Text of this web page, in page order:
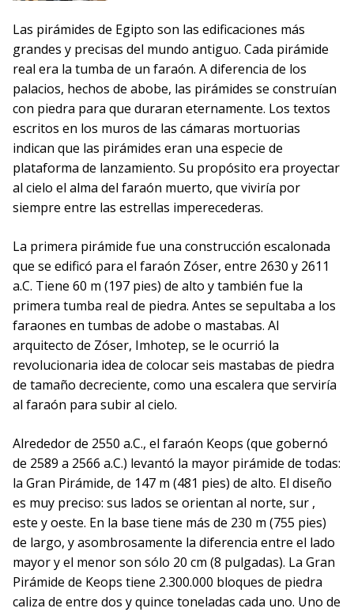
Las pirámides de Egipto son las edificaciones más
grandes y precisas del mundo antiguo. Cada pirámide
real era la tumba de un faraón. A diferencia de los
palacios, hechos de abobe, las pirámides se construían
con piedra para que duraran eternamente. Los textos
escritos en los muros de las cámaras mortuorias
indican que las pirámides eran una especie de
plataforma de lanzamiento. Su propósito era proyectar
al cielo el alma del faraón muerto, que viviría por
siempre entre las estrellas imperecederas.
La primera pirámide fue una construcción escalonada
que se edificó para el faraón Zóser, entre 2630 y 2611
a.C. Tiene 60 m (197 pies) de alto y también fue la
primera tumba real de piedra. Antes se sepultaba a los
faraones en tumbas de adobe o mastabas. Al
arquitecto de Zóser, Imhotep, se le ocurrió la
revolucionaria idea de colocar seis mastabas de piedra
de tamaño decreciente, como una escalera que serviría
al faraón para subir al cielo.
Alrededor de 2550 a.C., el faraón Keops (que gobernó
de 2589 a 2566 a.C.) levantó la mayor pirámide de todas:
la Gran Pirámide, de 147 m (481 pies) de alto. El diseño
es muy preciso: sus lados se orientan al norte, sur ,
este y oeste. En la base tiene más de 230 m (755 pies)
de largo, y asombrosamente la diferencia entre el lado
mayor y el menor son sólo 20 cm (8 pulgadas). La Gran
Pirámide de Keops tiene 2.300.000 bloques de piedra
caliza de entre dos y quince toneladas cada uno. Uno de